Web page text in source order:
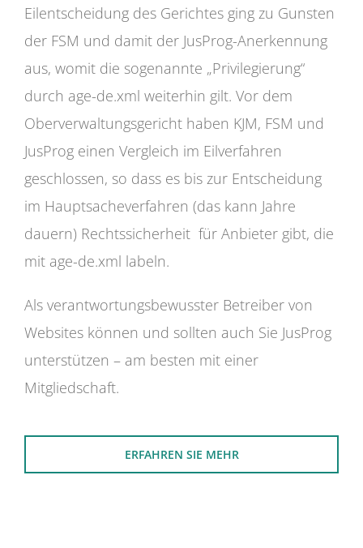
Eilentscheidung des Gerichtes ging zu Gunsten
der FSM und damit der JusProg-Anerkennung
aus, womit die sogenannte „Privilegierung“
durch age-de.xml weiterhin gilt. Vor dem
Oberverwaltungsgericht haben KJM, FSM und
JusProg einen Vergleich im Eilverfahren
geschlossen, so dass es bis zur Entscheidung
im Hauptsacheverfahren (das kann Jahre
dauern) Rechtssicherheit für Anbieter gibt, die
mit age-de.xml labeln.
Als verantwortungsbewusster Betreiber von
Websites können und sollten auch Sie JusProg
unterstützen – am besten mit einer
Mitgliedschaft.
ERFAHREN SIE MEHR